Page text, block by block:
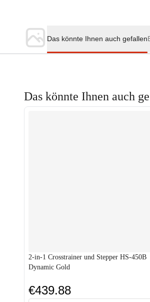
Das könnte Ihnen auch gefallen
Das könnte Ihnen auch
2-in-1 Crosstrainer und Stepper HS-450B
Dynamic Gold
€439.88